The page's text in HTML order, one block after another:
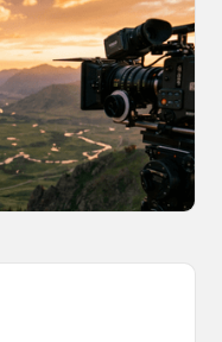
to AI
AI worlds beats
creators,
with